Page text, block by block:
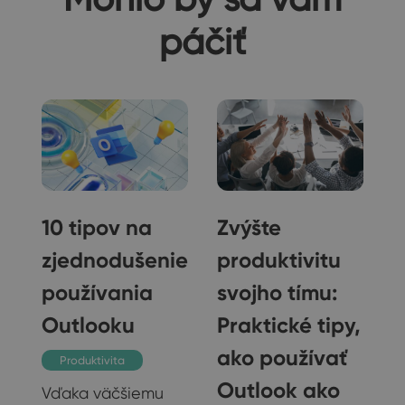
páčiť
10 tipov na
zjednodušenie
používania
Outlooku
Produktivita
Vďaka väčšiemu
Zvýšte
produktivitu
svojho tímu:
Praktické tipy,
ako používať
Outlook ako